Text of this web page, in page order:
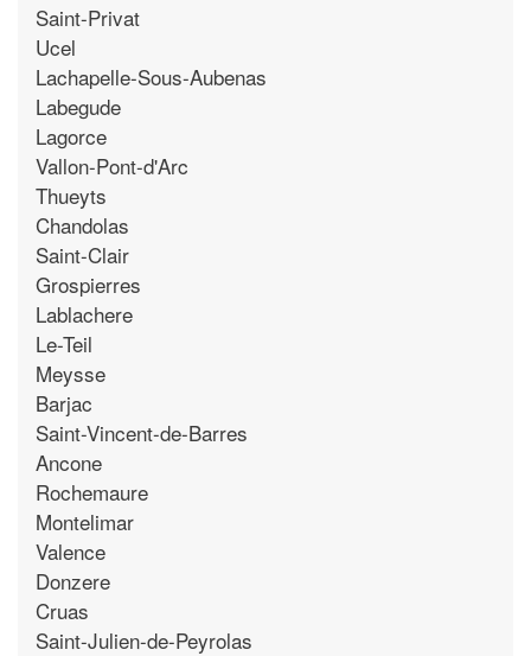
Saint-Privat
Ucel
Lachapelle-Sous-Aubenas
Labegude
Lagorce
Vallon-Pont-d'Arc
Thueyts
Chandolas
Saint-Clair
Grospierres
Lablachere
Le-Teil
Meysse
Barjac
Saint-Vincent-de-Barres
Ancone
Rochemaure
Montelimar
Valence
Donzere
Cruas
Saint-Julien-de-Peyrolas